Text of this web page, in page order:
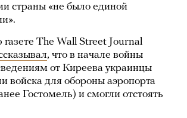
страны «не было единой
The Wall Street Journal
, что в начале войны
от Киреева украинцы
войска для обороны аэропорта
Гостомель) и смогли отстоять